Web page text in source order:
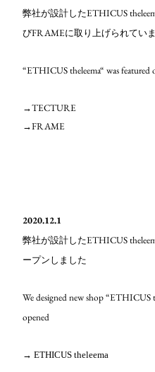
弊社が設計したETHICUS
びFRAMEに取り上げられてい
“ETHICUS theleema“ was
→TECTURE
→FRAME
2020.12.1
弊社が設計したETHICUS
ープンしました
We designed new shop “ETHICUS
opened
→ ETHICUS theleema